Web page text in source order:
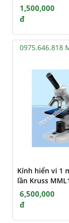
1,500,000
đ
0975.646.818
Kính hiển vi 1
lần Kruss
6,500,000
đ